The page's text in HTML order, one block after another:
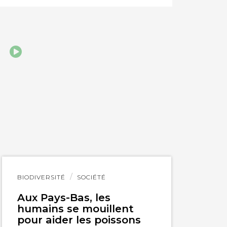
BIODIVERSITÉ SOCIÉTÉ
Aux Pays-Bas, les
humains se mouillent
pour aider les poissons
Lire